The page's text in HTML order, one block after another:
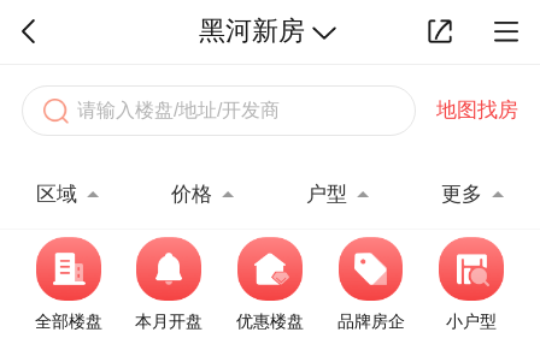
黑河新房
地图找房
区域 价格 户型 更多
全部楼盘 本月开盘 优惠楼盘 品牌房企 小户型